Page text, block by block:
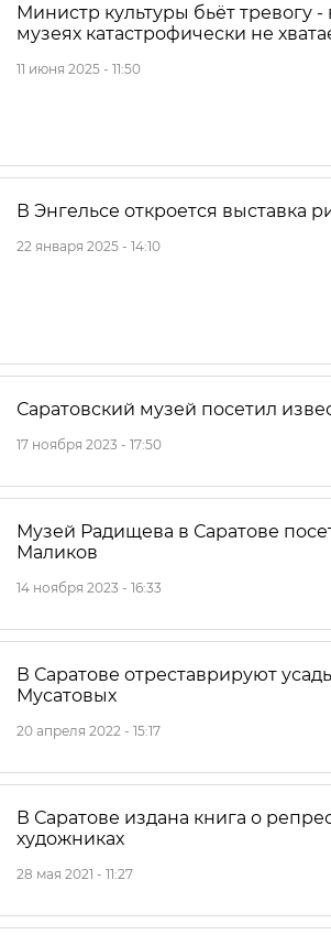
Министр культуры бьёт тревогу -
музеях катастрофически не
11 июня 2025 - 11:50
В Энгельсе откроется выставка
22 января 2025 - 14:10
Саратовский музей посетил
17 ноября 2023 - 17:50
Музей Радищева в Саратове
Маликов
14 ноября 2023 - 16:33
В Саратове отреставрируют
Мусатовых
20 апреля 2022 - 15:17
В Саратове издана книга о
художниках
28 мая 2021 - 11:27